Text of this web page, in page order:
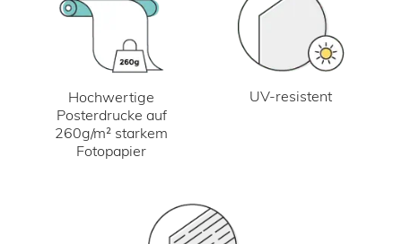
Hochwertige
Posterdrucke auf
260g/m² starkem
Fotopapier
UV-resistent